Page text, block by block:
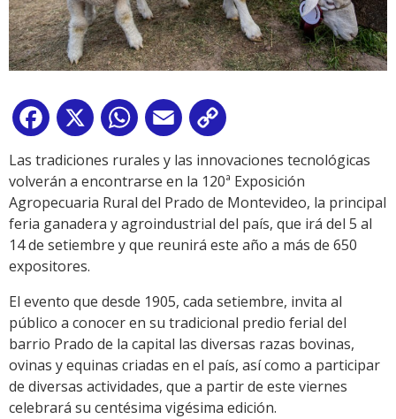
Facebook
X WhatsApp
Email
Link
Las tradiciones rurales y las innovaciones tecnológicas
volverán a encontrarse en la 120ª Exposición
Agropecuaria Rural del Prado de Montevideo, la principal
feria ganadera y agroindustrial del país, que irá del 5 al
14 de setiembre y que reunirá este año a más de 650
expositores.
El evento que desde 1905, cada setiembre, invita al
público a conocer en su tradicional predio ferial del
barrio Prado de la capital las diversas razas bovinas,
ovinas y equinas criadas en el país, así como a participar
de diversas actividades, que a partir de este viernes
celebrará su centésima vigésima edición.